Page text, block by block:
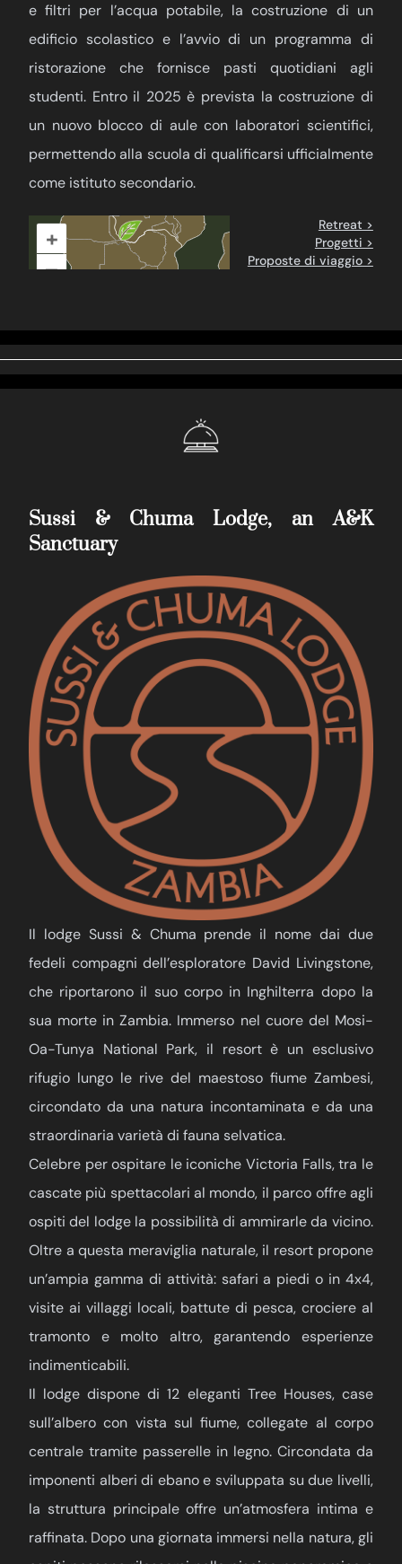
e filtri per l’acqua potabile, la costruzione di un
edificio scolastico e l’avvio di un programma di
ristorazione che fornisce pasti quotidiani agli
studenti. Entro il 2025 è prevista la costruzione di
un nuovo blocco di aule con laboratori scientifici,
permettendo alla scuola di qualificarsi ufficialmente
come istituto secondario.
+
–
Retreat >
Progetti >
Proposte di viaggio >
Sussi & Chuma Lodge, an A&K
Sanctuary
Il lodge Sussi & Chuma prende il nome dai due
fedeli compagni dell’esploratore David Livingstone,
che riportarono il suo corpo in Inghilterra dopo la
sua morte in Zambia. Immerso nel cuore del Mosi-
Oa-Tunya National Park, il resort è un esclusivo
rifugio lungo le rive del maestoso fiume Zambesi,
circondato da una natura incontaminata e da una
straordinaria varietà di fauna selvatica.
Celebre per ospitare le iconiche Victoria Falls, tra le
cascate più spettacolari al mondo, il parco offre agli
ospiti del lodge la possibilità di ammirarle da vicino.
Oltre a questa meraviglia naturale, il resort propone
un’ampia gamma di attività: safari a piedi o in 4x4,
visite ai villaggi locali, battute di pesca, crociere al
tramonto e molto altro, garantendo esperienze
indimenticabili.
Il lodge dispone di 12 eleganti Tree Houses, case
sull’albero con vista sul fiume, collegate al corpo
centrale tramite passerelle in legno. Circondata da
imponenti alberi di ebano e sviluppata su due livelli,
la struttura principale offre un’atmosfera intima e
raffinata. Dopo una giornata immersi nella natura, gli